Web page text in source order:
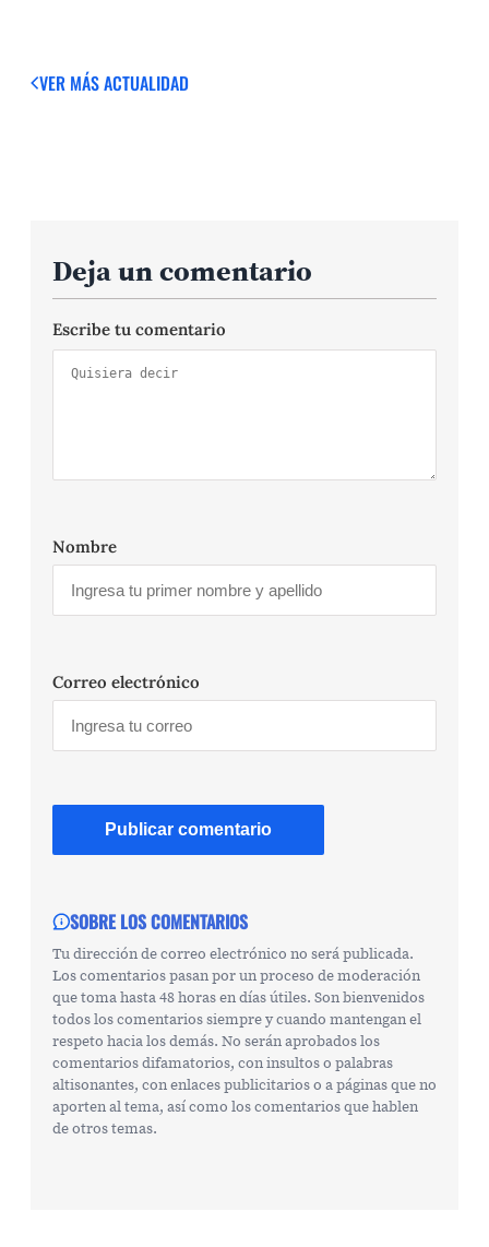
VER MÁSACTUALIDAD
Deja un comentario
Escribe tu comentario
Nombre
Correo electrónico
SOBRE LOS COMENTARIOS
Tu dirección de correo electrónico no será publicada.
Los comentarios pasan por un proceso de moderación
que toma hasta 48 horas en días útiles. Son bienvenidos
todos los comentarios siempre y cuando mantengan el
respeto hacia los demás. No serán aprobados los
comentarios difamatorios, con insultos o palabras
altisonantes, con enlaces publicitarios o a páginas que no
aporten al tema, así como los comentarios que hablen
de otros temas.